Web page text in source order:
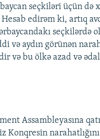
seçkiləri üçün də
edirəm ki, artıq
seçkilərdə
aydın görünən
və bu ölkə azad və
Assambleyasına
Konqresin